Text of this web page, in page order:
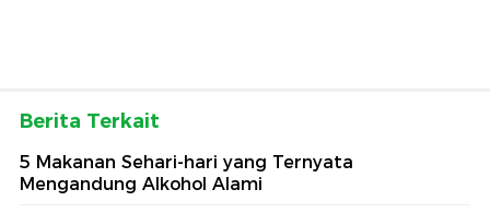
Berita Terkait
5 Makanan Sehari-hari yang Ternyata
Mengandung Alkohol Alami